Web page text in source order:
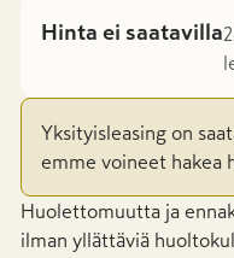
Hinta ei saatavilla
Yksityisleasing on
emme voineet hakea
Huolettomuutta ja
ilman yllättäviä